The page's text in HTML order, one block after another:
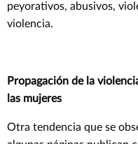
peyorativos, abusivos,
violencia.
Propagación de la
las mujeres
Otra tendencia que se